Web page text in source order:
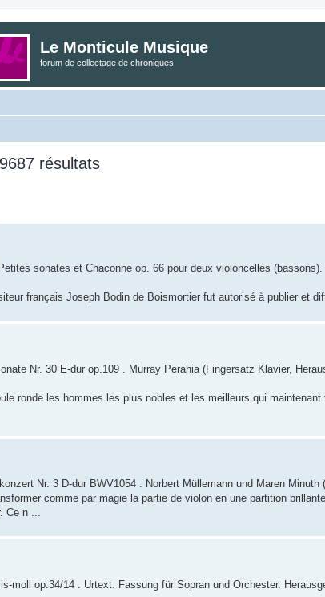
Le Monticule Musique
forum de collectage de chroniques
résultats
sonates et Chaconne op. 66 pour deux violoncelles
français Joseph Bodin de Boismortier fut autorisé à publier et
Nr. 30 E-dur op.109 . Murray Perahia (Fingersatz Klavier,
ronde les hommes les plus nobles et les meilleurs qui maintenant
Nr. 3 D-dur BWV1054 . Norbert Müllemann und Maren Minuth
comme par magie la partie de violon en une partition
Ce n ...
moll op.34/14 . Urtext. Fassung für Sopran und Orchester.